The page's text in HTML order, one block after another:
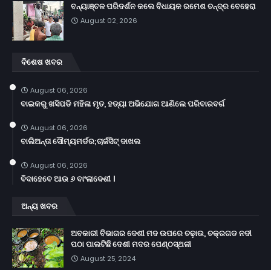
ବନ୍ୟାଞ୍ଚଳ ପରିଦର୍ଶନ କଲେ ବିଧାୟକ ରମେଶ ଚନ୍ଦ୍ର ବେହେରା
August 02, 2026
ବିଶେଷ ଖବର
August 06, 2026
ବାଇକରୁ ଖସିପଡି ମହିଳା ମୃତ, ହତ୍ୟା ଅଭିଯୋଗ ଆଣିଲେ ପରିବାରବର୍ଗ
August 06, 2026
ବାଲିଅନ୍ତା ସୌମ୍ୟମର୍ଡର;ଚାର୍ଜସିଟ୍ ଦାଖଲ
August 06, 2026
ବିଦାହେବେ ଆଉ ୬ ବାଂଲାଦେଶୀ ।
ଅନ୍ୟ ଖବର
ଅବକାରୀ ବିଭାଗର ଦେଶୀ ମଦ ଉପରେ ଚଢ଼ାଉ, ଚକ୍ରଗଡ ନଦୀ
ପଠା ପାଲଟିଛି ଦେଶୀ ମଦର ପେଣ୍ଠସ୍ଥଳୀ
August 25, 2024